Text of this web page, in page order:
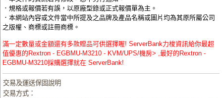
．規格或報價若有誤，以原廠型錄或正式報價單為主。
．本網站內容或文件當中所提及之品牌及產品名稱或圖片均為其原所屬公司
之版權、商標或註冊商標。
滿一定數量或金額還有多款贈品可供選擇喔! ServerBank力梭資訊給你最超
值優惠的Rextron - EGBMU-M3210 - KVM/UPS/機房> ,最好的Rextron -
EGBMU-M3210採購選擇就在 ServerBank!
交易及運送保固說明
交易方式：